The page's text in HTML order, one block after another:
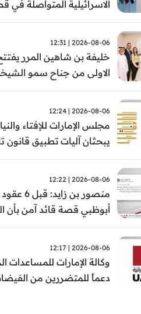
الاسرائيلية المتواصلة في
2026-08-06 | 12:31
خليفة بن شاهين المرر
الاولى من جناح سمو
مبارك للجراحة النسائية
2026-08-06 | 12:24
مجلس الإمارات للإفتاء
يبحثان آليات تطبيق قانون
وضبط المخالفات
2026-08-06 | 12:22
منصور بن
أبوظبي قصة قائد آمن بأن
يُصنع بالإرادة والعمل
2026-08-06 | 12:17
وكالة الإمارات للمساعدات
دعماً للمتضررين من